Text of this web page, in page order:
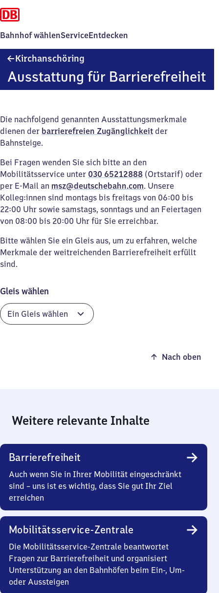
Bahnhof wählenServiceEntdecken
Kirchanschöring
Ausstattung für Barrierefreiheit
Die nachfolgend genannten Ausstattungsmerkmale
dienen der barrierefreien Zugänglichkeit der
Bahnsteige.
Bei Fragen wenden Sie sich bitte an den
Mobilitätsservice unter 030 65212888 (Ortstarif) oder
per E-Mail an msz@deutschebahn.com. Unsere
Kolleg:innen sind montags bis freitags von 06:00 bis
22:00 Uhr sowie samstags, sonntags und an Feiertagen
von 08:00 bis 20:00 Uhr für Sie erreichbar.
Bitte wählen Sie ein Gleis aus, um zu erfahren, welche
Merkmale der weitreichenden Barrierefreiheit erfüllt
sind.
Gleis wählen
Nach oben
Weitere relevante Inhalte
Barrierefreiheit
Auch wenn Sie in Ihrer Mobilität eingeschränkt
sind – uns ist es wichtig, dass Sie gut Ihr Ziel
erreichen
Mobilitätsservice-Zentrale
Die Mobilitätsservice-Zentrale beantwortet
Fragen zur Barrierefreiheit und organisiert
Unterstützung an den Bahnhöfen beim Ein-, Um-
oder Aussteigen